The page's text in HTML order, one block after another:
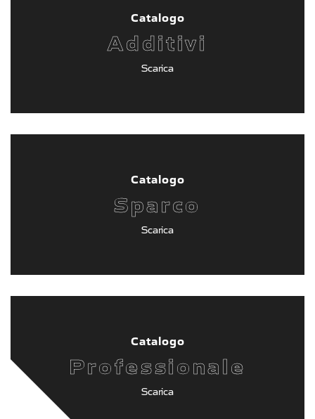
Catalogo
Additivi
Scarica
Catalogo
Sparco
Scarica
Catalogo
Professionale
Scarica